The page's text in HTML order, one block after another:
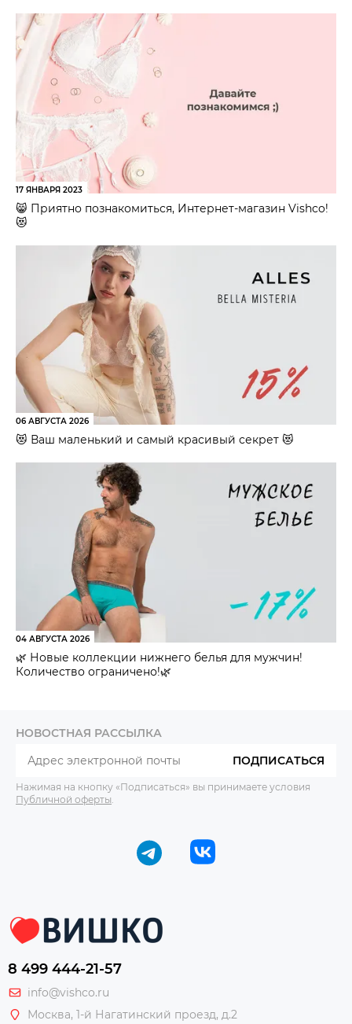
17 ЯНВАРЯ 2023
😸 Приятно познакомиться, Интернет-магазин Vishco!
😻
06 АВГУСТА 2026
😻 Ваш маленький и самый красивый секрет 😻
04 АВГУСТА 2026
🌿 Новые коллекции нижнего белья для мужчин!
Количество ограничено!🌿
НОВОСТНАЯ РАССЫЛКА
ПОДПИСАТЬСЯ
Нажимая на кнопку «Подписаться» вы принимаете условия
Публичной оферты
8 499 444-21-57
info@vishco.ru
Москва, 1-й Нагатинский проезд, д.2